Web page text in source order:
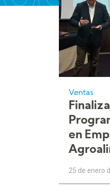
Ventas
en
25 de enero